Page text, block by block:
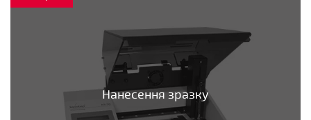
Нанесення зразку